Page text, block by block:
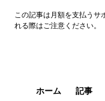
この記事は月額を支払う
れる際はご注意ください。
ホーム 記事